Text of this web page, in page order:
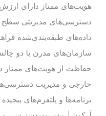
هویت‌های ممتاز دارای ارزش
دسترسی‌های مدیریتی سطح
داده‌های طبقه‌بندی‌شده
سازمان‌های مدرن با دو
حفاظت از هویت‌های ممتاز
خارجی و مدیریت
برنامه‌ها و پلتفرم‌های پیچیده IT.